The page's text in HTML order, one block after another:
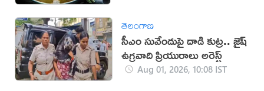
తెలంగాణ
సీఎం సువేందుపై దాడి కుట్ర.. జైష్
ఉగ్రవాది ప్రియురాలు అరెస్ట్
Aug 01, 2026, 10:08 IST